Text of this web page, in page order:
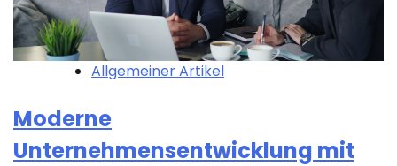
Allgemeiner Artikel
Moderne
Unternehmensentwicklung mit